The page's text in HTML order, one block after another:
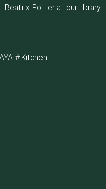
Beatrix Potter at our library
#Kitchen